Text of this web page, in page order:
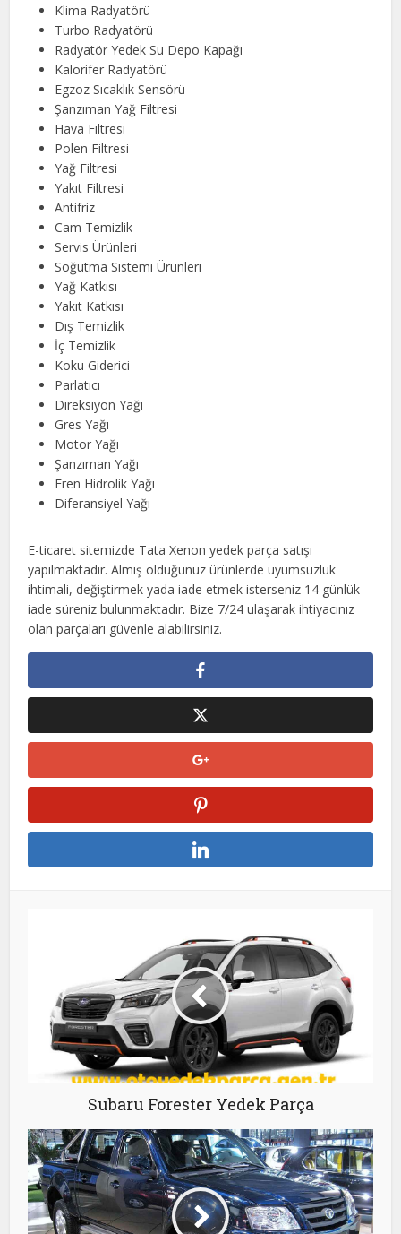
Klima Radyatörü
Turbo Radyatörü
Radyatör Yedek Su Depo Kapağı
Kalorifer Radyatörü
Egzoz Sıcaklık Sensörü
Şanzıman Yağ Filtresi
Hava Filtresi
Polen Filtresi
Yağ Filtresi
Yakıt Filtresi
Antifriz
Cam Temizlik
Servis Ürünleri
Soğutma Sistemi Ürünleri
Yağ Katkısı
Yakıt Katkısı
Dış Temizlik
İç Temizlik
Koku Giderici
Parlatıcı
Direksiyon Yağı
Gres Yağı
Motor Yağı
Şanzıman Yağı
Fren Hidrolik Yağı
Diferansiyel Yağı
E-ticaret sitemizde Tata Xenon yedek parça satışı
yapılmaktadır. Almış olduğunuz ürünlerde uyumsuzluk
ihtimali, değiştirmek yada iade etmek isterseniz 14 günlük
iade süreniz bulunmaktadır. Bize 7/24 ulaşarak ihtiyacınız
olan parçaları güvenle alabilirsiniz.
Subaru Forester Yedek Parça